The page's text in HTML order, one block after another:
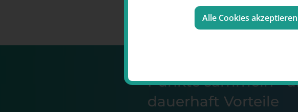
Punkte sammeln
dauerhaft Vorteile
Alle Cookies akzeptieren